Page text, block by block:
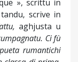
», scrittu in
scrive in
aghjusta u
Ci fù
rumantichi